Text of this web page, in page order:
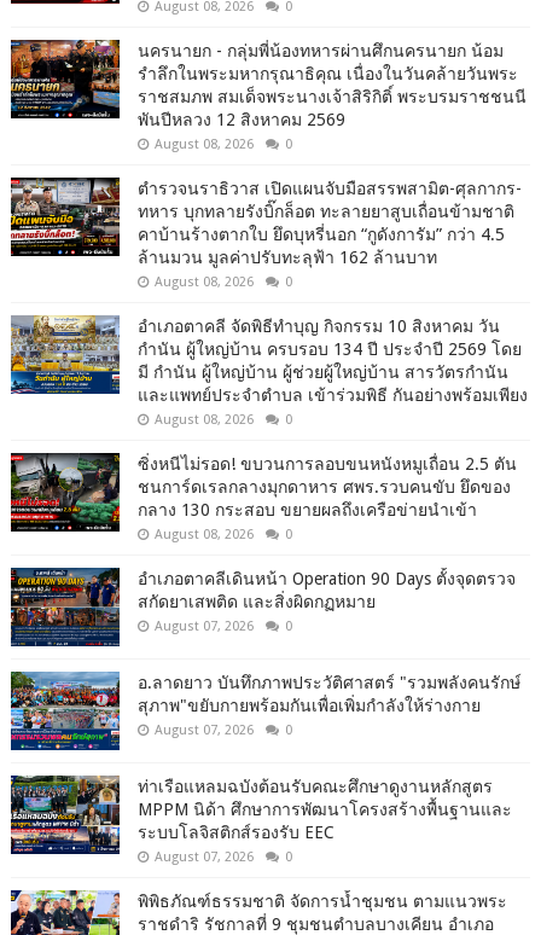
August 08, 2026 0
นครนายก - กลุ่มพี่น้องทหารผ่านศึกนครนายก น้อม
รำลึกในพระมหากรุณาธิคุณ เนื่องในวันคล้ายวันพระ
ราชสมภพ สมเด็จพระนางเจ้าสิริกิติ์ พระบรมราชชนนี
พันปีหลวง 12 สิงหาคม 2569
August 08, 2026 0
ตำรวจนราธิวาส เปิดแผนจับมือสรรพสามิต-ศุลกากร-
ทหาร บุกทลายรังบิ๊กล็อต ทะลายยาสูบเถื่อนข้ามชาติ
คาบ้านร้างตากใบ ยึดบุหรี่นอก “กูดังการัม” กว่า 4.5
ล้านมวน มูลค่าปรับทะลุฟ้า 162 ล้านบาท
August 08, 2026 0
อำเภอตาคลี จัดพิธีทำบุญ กิจกรรม 10 สิงหาคม วัน
กำนัน ผู้ใหญ่บ้าน ครบรอบ 134 ปี ประจำปี 2569 โดย
มี กำนัน ผู้ใหญ่บ้าน ผู้ช่วยผู้ใหญ่บ้าน สารวัตรกำนัน
และแพทย์ประจำตำบล เข้าร่วมพิธี กันอย่างพร้อมเพียง
August 08, 2026 0
ซิ่งหนีไม่รอด! ขบวนการลอบขนหนังหมูเถื่อน 2.5 ตัน
ชนการ์ดเรลกลางมุกดาหาร ศพร.รวบคนขับ ยึดของ
กลาง 130 กระสอบ ขยายผลถึงเครือข่ายนำเข้า
August 08, 2026 0
อำเภอตาคลีเดินหน้า Operation 90 Days ตั้งจุดตรวจ
สกัดยาเสพติด และสิ่งผิดกฏหมาย
August 07, 2026 0
อ.ลาดยาว บันทึกภาพประวัติศาสตร์ "รวมพลังคนรักษ์
สุภาพ"ขยับกายพร้อมกันเพื่อเพิ่มกำลังให้ร่างกาย
August 07, 2026 0
ท่าเรือแหลมฉบังต้อนรับคณะศึกษาดูงานหลักสูตร
MPPM นิด้า ศึกษาการพัฒนาโครงสร้างพื้นฐานและ
ระบบโลจิสติกส์รองรับ EEC
August 07, 2026 0
พิพิธภัณฑ์ธรรมชาติ จัดการน้ำชุมชน ตามแนวพระ
ราชดำริ รัชกาลที่ 9 ชุมชนตำบลบางเคียน อำเภอ